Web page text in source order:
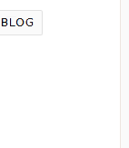
、特定の個
内において
す。当方に